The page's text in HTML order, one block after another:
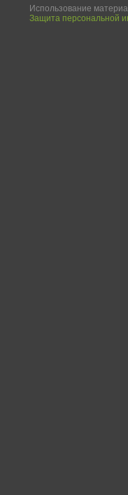
Использование
Защита персональной